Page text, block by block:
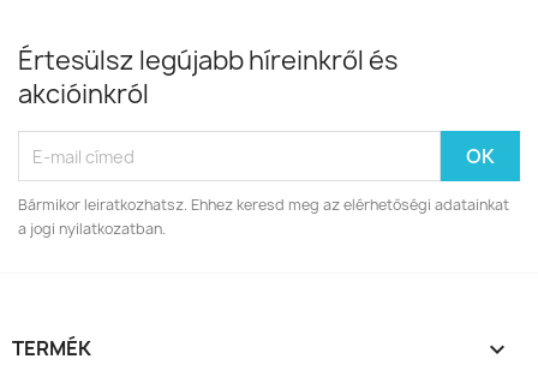
Értesülsz legújabb híreinkről és
akcióinkról
Bármikor leiratkozhatsz. Ehhez keresd meg az elérhetőségi adatainkat
a jogi nyilatkozatban.
TERMÉK 